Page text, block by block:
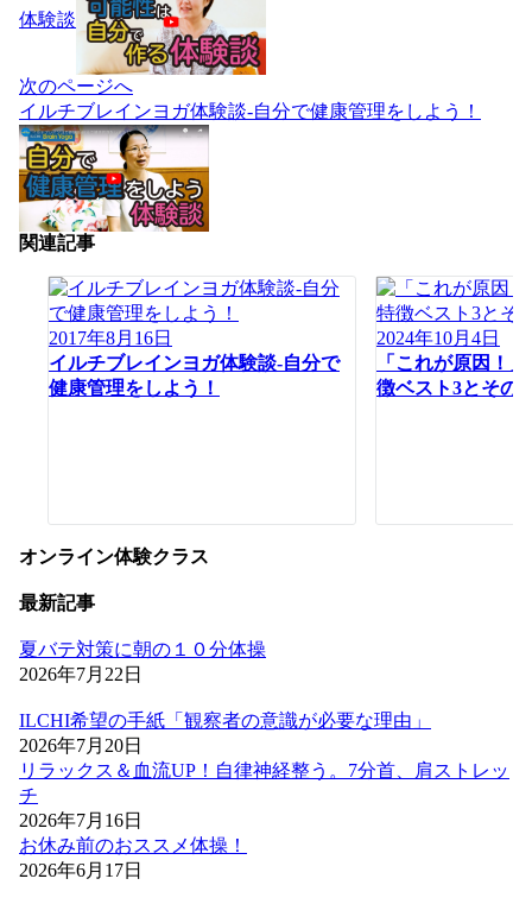
体験談
次のページへ
イルチブレインヨガ体験談-自分で健康管理をしよう！
関連記事
2017年8月16日
イルチブレインヨガ体験談-自分で
健康管理をしよう！
2024年10月4日
「これが原因！
徴ベスト3とその
オンライン体験クラス
最新記事
夏バテ対策に朝の１０分体操
2026年7月22日
ILCHI希望の手紙「観察者の意識が必要な理由」
2026年7月20日
リラックス＆血流UP！自律神経整う。7分首、肩ストレッ
チ
2026年7月16日
お休み前のおススメ体操！
2026年6月17日